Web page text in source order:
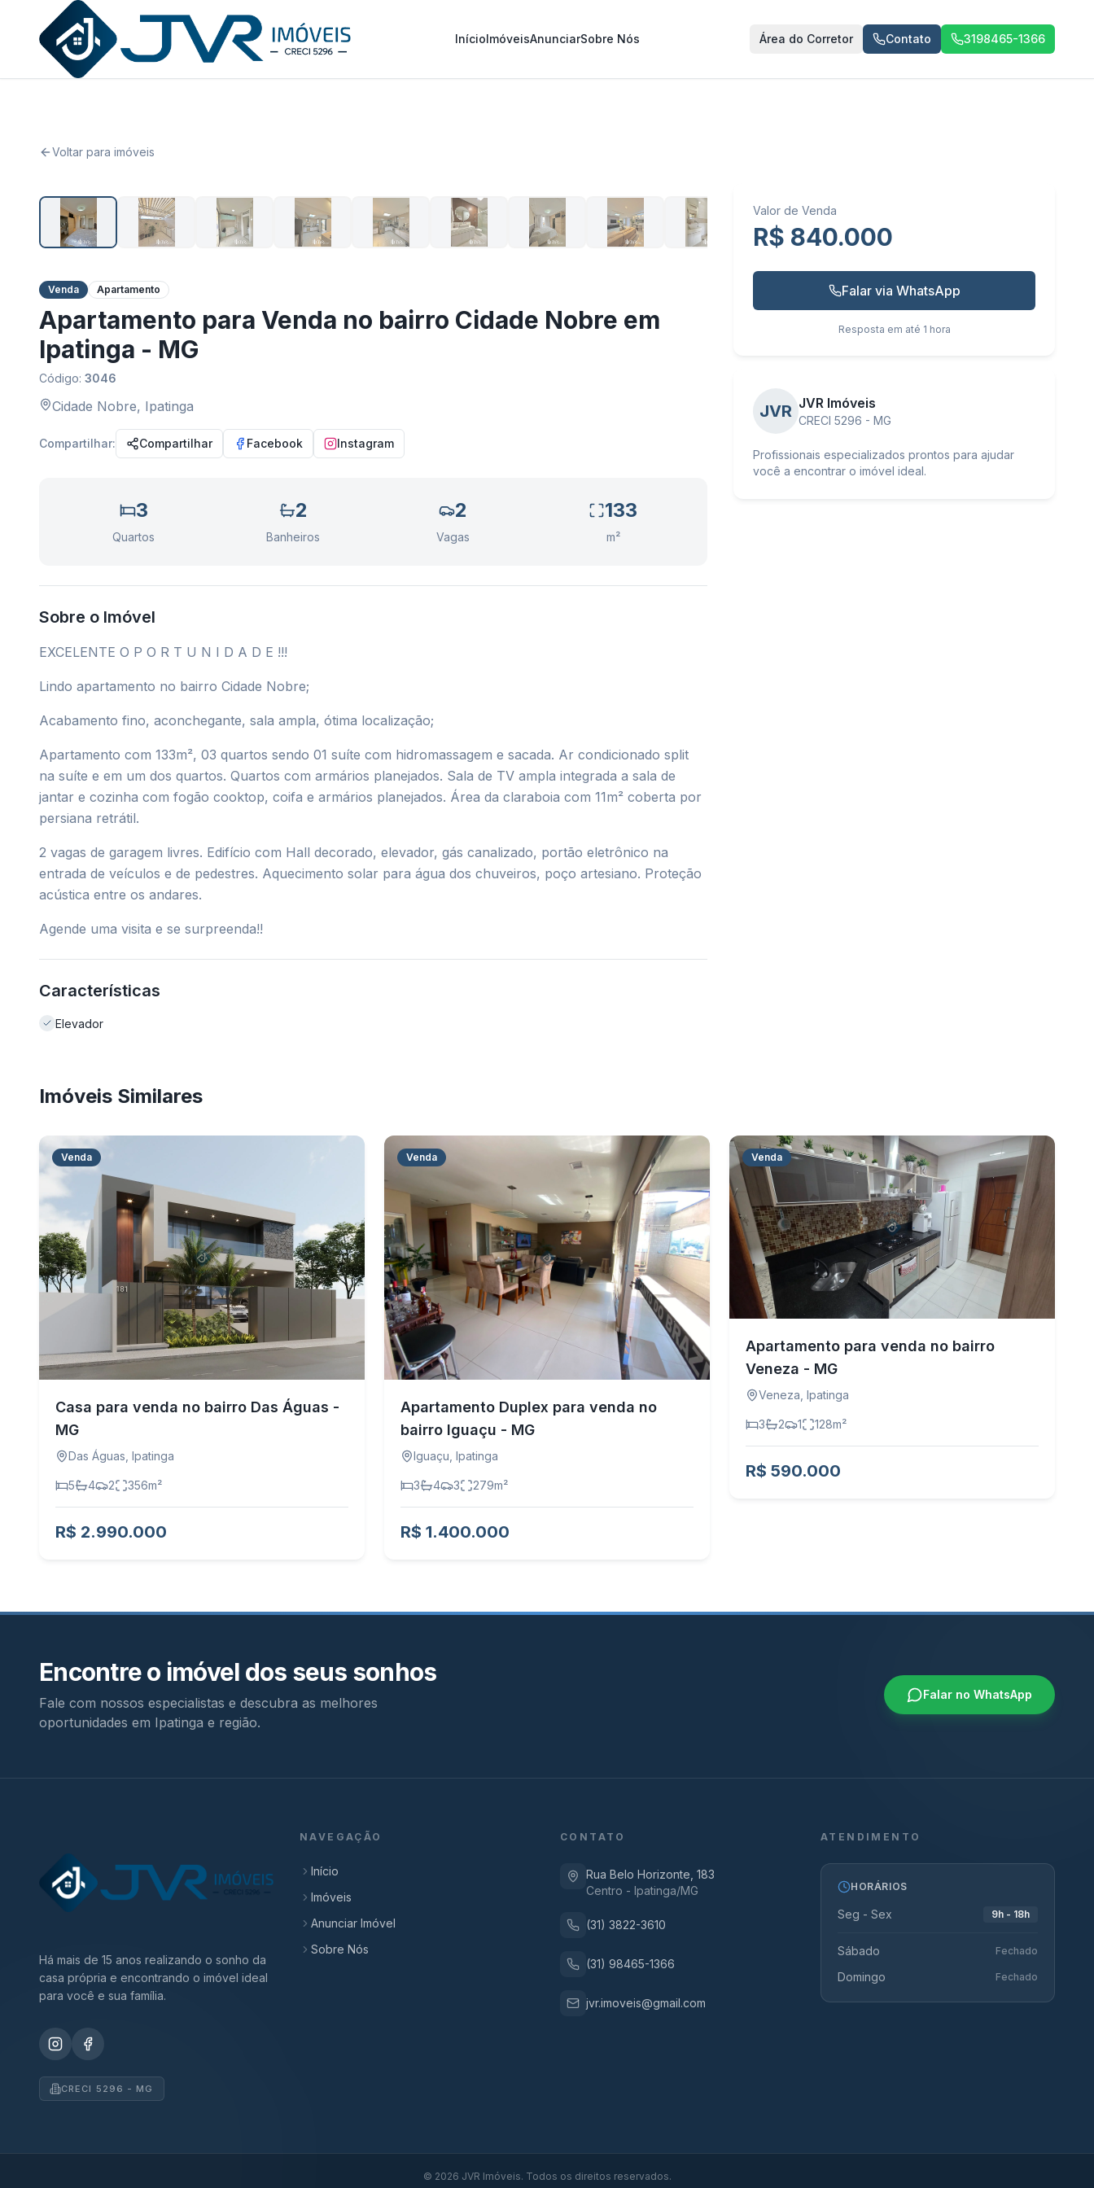
JVR Imóveis
InícioImóveisAnunciarSobre Nós Área do Corretor Contato 3198465-1366
Voltar para imóveis
Venda Apartamento
Apartamento para Venda no bairro Cidade Nobre em
Ipatinga - MG
Código: 3046
Cidade Nobre, Ipatinga
Compartilhar: Compartilhar Facebook Instagram
3
Quartos
2
Banheiros
2
Vagas
133
m²
Sobre o Imóvel
EXCELENTE O P O R T U N I D A D E !!!
Lindo apartamento no bairro Cidade Nobre;
Acabamento fino, aconchegante, sala ampla, ótima localização;
Apartamento com 133m², 03 quartos sendo 01 suíte com hidromassagem e sacada. Ar condicionado split
na suíte e em um dos quartos. Quartos com armários planejados. Sala de TV ampla integrada a sala de
jantar e cozinha com fogão cooktop, coifa e armários planejados. Área da claraboia com 11m² coberta por
persiana retrátil.
2 vagas de garagem livres. Edifício com Hall decorado, elevador, gás canalizado, portão eletrônico na
entrada de veículos e de pedestres. Aquecimento solar para água dos chuveiros, poço artesiano. Proteção
acústica entre os andares.
Agende uma visita e se surpreenda!!
Características
Elevador
Valor de Venda
R$ 840.000
Falar via WhatsApp
Resposta em até 1 hora
JVR JVR Imóveis
CRECI 5296 - MG
Profissionais especializados prontos para ajudar
você a encontrar o imóvel ideal.
Imóveis Similares
Venda
Casa para venda no bairro Das Águas -
MG
Das Águas Ipatinga
5 4 2 356m²
R$ 2.990.000
Venda
Apartamento Duplex para venda no
bairro Iguaçu - MG
Iguaçu Ipatinga
3 4 3 279m²
R$ 1.400.000
Venda
Apartamento para venda no bairro
Veneza - MG
Veneza Ipatinga
3 2 1 128m²
R$ 590.000
Encontre o imóvel dos seus sonhos
Fale com nossos especialistas e descubra as melhores
oportunidades em Ipatinga e região.
Falar no WhatsApp
Há mais de 15 anos realizando o sonho da
casa própria e encontrando o imóvel ideal
para você e sua família.
CRECI 5296 - MG
NAVEGAÇÃO
Início
Imóveis
Anunciar Imóvel
Sobre Nós
CONTATO
Rua Belo Horizonte, 183
Centro - Ipatinga/MG
(31) 3822-3610
(31) 98465-1366
jvr.imoveis@gmail.com
ATENDIMENTO
HORÁRIOS
Seg - Sex 9h - 18h
Sábado Fechado
Domingo Fechado
© 2026 JVR Imóveis. Todos os direitos reservados.